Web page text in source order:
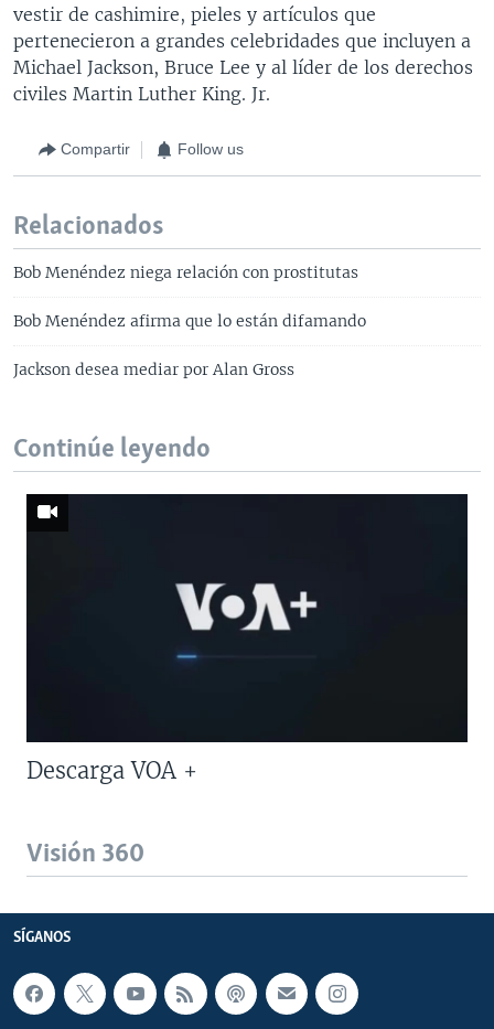
vestir de cashimire, pieles y artículos que
pertenecieron a grandes celebridades que incluyen a
Michael Jackson, Bruce Lee y al líder de los derechos
civiles Martin Luther King. Jr.
Compartir Follow us
Relacionados
Bob Menéndez niega relación con prostitutas
Bob Menéndez afirma que lo están difamando
Jackson desea mediar por Alan Gross
Continúe leyendo
Descarga VOA +
Visión 360
SÍGANOS